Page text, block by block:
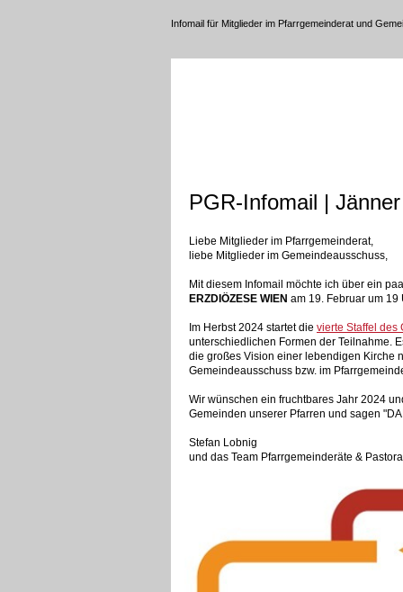
Infomail für Mitglieder im Pfarrgemeinderat und
PGR-Infomail |
Liebe Mitglieder im Pfarrgemeinderat,
liebe Mitglieder im Gemeindeausschuss,
Mit diesem Infomail möchte ich über ein
ERZDIÖZESE WIEN am 19. Februar um 19
Im Herbst 2024 startet die vierte Staffel des
unterschiedlichen Formen der Teilnahme.
die großes Vision einer lebendigen Kirche
Gemeindeausschuss bzw. im
Wir wünschen ein fruchtbares Jahr 2024
Gemeinden unserer Pfarren und sagen
Stefan Lobnig
und das Team Pfarrgemeinderäte &